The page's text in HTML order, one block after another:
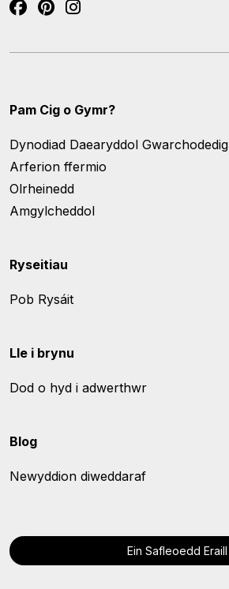
Pam Cig o Gymr?
Dynodiad Daearyddol Gwarchodedig
Arferion ffermio
Olrheinedd
Amgylcheddol
Ryseitiau
Pob Rysáit
Lle i brynu
Dod o hyd i adwerthwr
Blog
Newyddion diweddaraf
Ein Safleoedd Eraill